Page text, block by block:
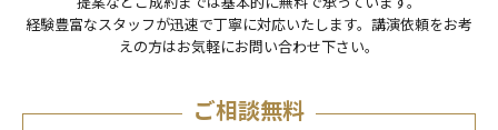
経験豊富なスタッフが迅速で丁寧に対応いたします。講演依頼をお考
えの⽅はお気軽にお問い合わせ下さい。
ご相談無料